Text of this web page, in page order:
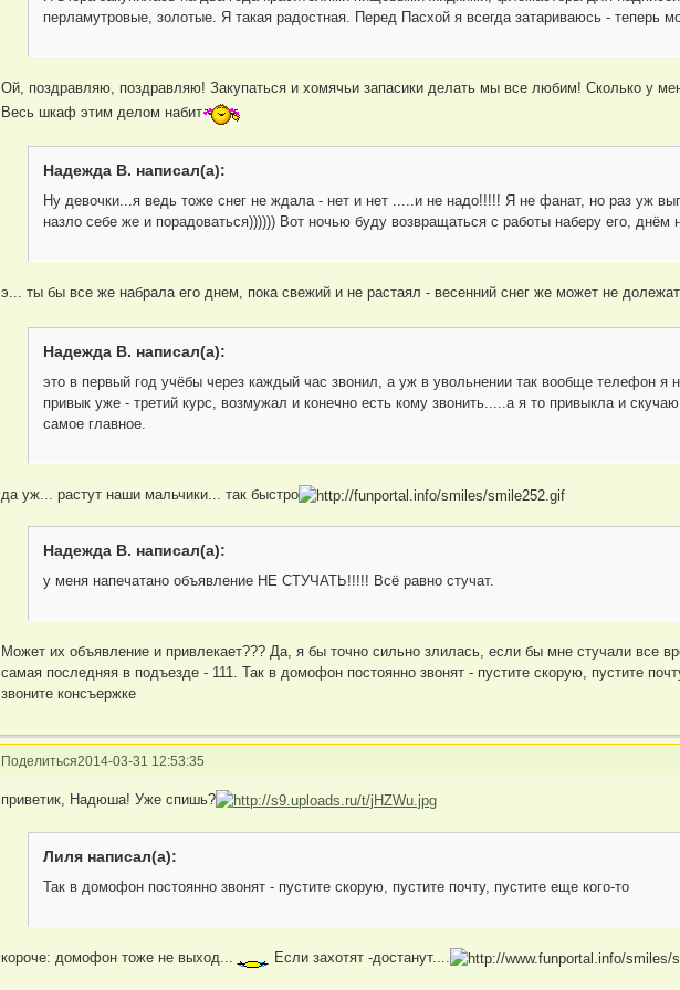
перламутровые, золотые. Я такая радостная. Перед Пасхой я всегда затариваюсь - теперь
Ой, поздравляю, поздравляю! Закупаться и хомячьи запасики делать мы все любим! Сколько у
Весь шкаф этим делом набит
Надежда В. написал(а):
Ну девочки...я ведь тоже снег не ждала - нет и нет .....и не надо!!!!! Я не фанат, но раз уж
назло себе же и порадоваться)))))) Вот ночью буду возвращаться с работы наберу его,
э... ты бы все же набрала его днем, пока свежий и не растаял - весенний снег же может не
Надежда В. написал(а):
это в первый год учёбы через каждый час звонил, а уж в увольнении так вообще телефон я
привык уже - третий курс, возмужал и конечно есть кому звонить.....а я то привыкла и
самое главное.
да уж... растут наши мальчики... так быстро
Надежда В. написал(а):
у меня напечатано объявление НЕ СТУЧАТЬ!!!!! Всё равно стучат.
Может их объявление и привлекает??? Да, я бы точно сильно злилась, если бы мне стучали все
самая последняя в подъезде - 111. Так в домофон постоянно звонят - пустите скорую, пустите
звоните консъержке
Поделиться2014-03-31 12:53:35
приветик, Надюша! Уже спишь?
Лиля написал(а):
Так в домофон постоянно звонят - пустите скорую, пустите почту, пустите еще кого-то
короче: домофон тоже не выход... Если захотят -достанут....